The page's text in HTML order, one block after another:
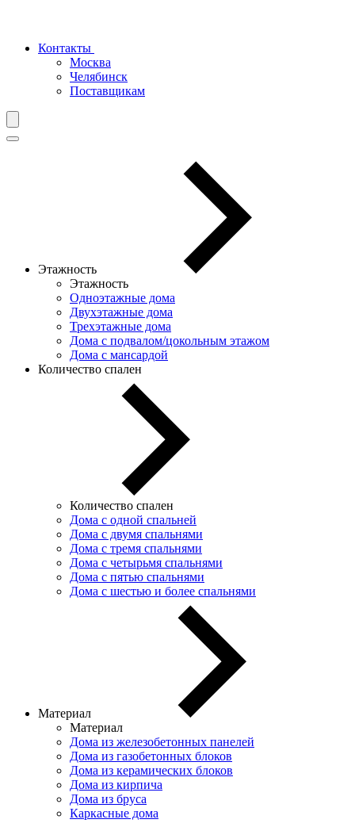
Контакты
Москва
Челябинск
Поставщикам
Этажность
Этажность
Одноэтажные дома
Двухэтажные дома
Трехэтажные дома
Дома с подвалом/цокольным этажом
Дома с мансардой
Количество спален
Количество спален
Дома с одной спальней
Дома с двумя спальнями
Дома с тремя спальнями
Дома с четырьмя спальнями
Дома с пятью спальнями
Дома с шестью и более спальнями
Материал
Материал
Дома из железобетонных панелей
Дома из газобетонных блоков
Дома из керамических блоков
Дома из кирпича
Дома из бруса
Каркасные дома